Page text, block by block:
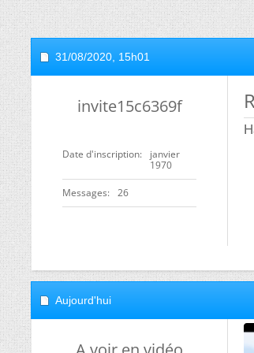
31/08/2020, 15h01
invite15c6369f
Date d'inscription
janvier
1970
Messages 26
Aujourd'hui